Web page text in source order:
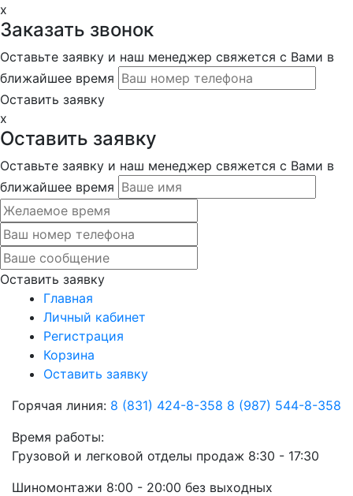
x
Заказать звонок
Оставьте заявку и наш менеджер свяжется с Вами в
ближайшее время
Оставить заявку
x
Оставить заявку
Оставьте заявку и наш менеджер свяжется с Вами в
ближайшее время
Оставить заявку
Главная
Личный кабинет
Регистрация
Корзина
Оставить заявку
Горячая линия: 8 (831) 424-8-358 8 (987) 544-8-358
Время работы:
Грузовой и легковой отделы продаж 8:30 - 17:30
Шиномонтажи 8:00 - 20:00 без выходных